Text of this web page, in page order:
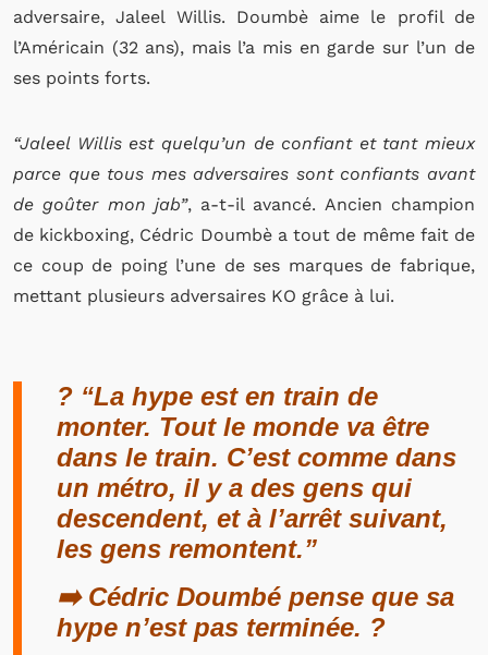
adversaire, Jaleel Willis. Doumbè aime le profil de
l’Américain (32 ans), mais l’a mis en garde sur l’un de
ses points forts.
“Jaleel Willis est quelqu’un de confiant et tant mieux
parce que tous mes adversaires sont confiants avant
de goûter mon jab”, a-t-il avancé. Ancien champion
de kickboxing, Cédric Doumbè a tout de même fait de
ce coup de poing l’une de ses marques de fabrique,
mettant plusieurs adversaires KO grâce à lui.
?️ “La hype est en train de
monter. Tout le monde va être
dans le train. C’est comme dans
un métro, il y a des gens qui
descendent, et à l’arrêt suivant,
les gens remontent.”
➡️ Cédric Doumbé pense que sa
hype n’est pas terminée. ?